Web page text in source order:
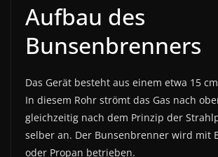
Aufbau des
Bunsenbrenners
Das Gerät besteht aus einem etwa 15
In diesem Rohr strömt das Gas nach
gleichzeitig nach dem Prinzip der
selber an. Der Bunsenbrenner wird mit
oder Propan betrieben.